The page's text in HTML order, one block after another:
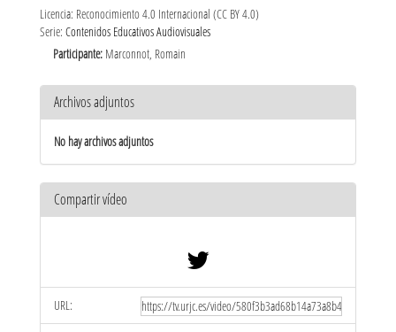
Licencia: Reconocimiento 4.0 Internacional (CC BY 4.0)
Serie: Contenidos Educativos Audiovisuales
Participante: Marconnot, Romain
Archivos adjuntos
No hay archivos adjuntos
Compartir vídeo
URL: